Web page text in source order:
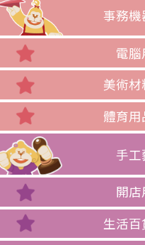
事務機
電腦
美術材
體育用
手工
開店
生活百